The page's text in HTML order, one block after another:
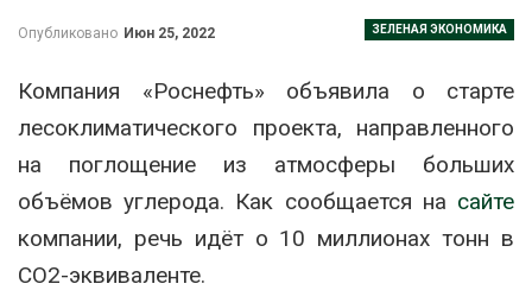
ЗЕЛЕНАЯ ЭКОНОМИКА
Опубликовано Июн 25, 2022
Компания «Роснефть» объявила о старте
лесоклиматического проекта, направленного
на поглощение из атмосферы больших
объёмов углерода. Как сообщается на сайте
компании, речь идёт о 10 миллионах тонн в
СО2-эквиваленте.